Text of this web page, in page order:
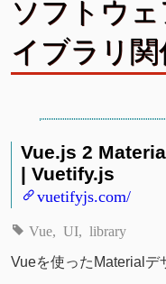
ソフトウ
イブラリ関
Vue.js 2
| Vuetify.js
vuetifyjs.com/
Vue UI library
Vueを使ったMaterialデ